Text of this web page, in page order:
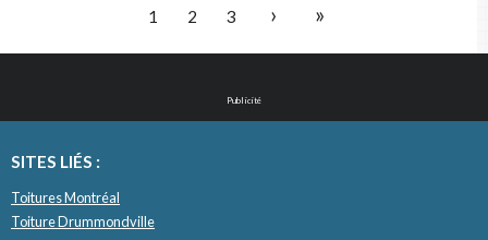
1 2 3 › »
Publicité
SITES LIÉS :
Toitures Montréal
Toiture Drummondville